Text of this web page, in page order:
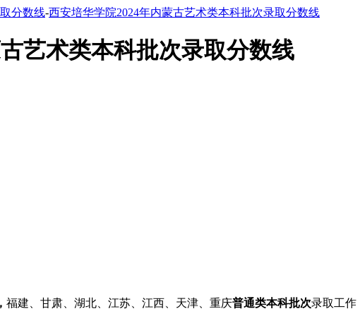
分数线-西安培华学院2024年内蒙古艺术类本科批次录取分数线
艺术类本科批次录取分数线
福建、甘肃、湖北、江苏、江西、天津、重庆普通类本科批次录取工作